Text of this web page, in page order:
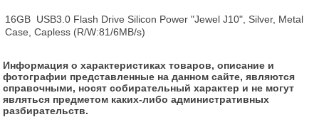
16GB  USB3.0 Flash Drive Silicon Power "Jewel J10", Silver, Metal
Case, Capless (R/W:81/6MB/s)
Информация о характеристиках товаров, описание и
фотографии представленные на данном сайте, являются
справочными, носят собирательный характер и не могут
являться предметом каких-либо административных
разбирательств.